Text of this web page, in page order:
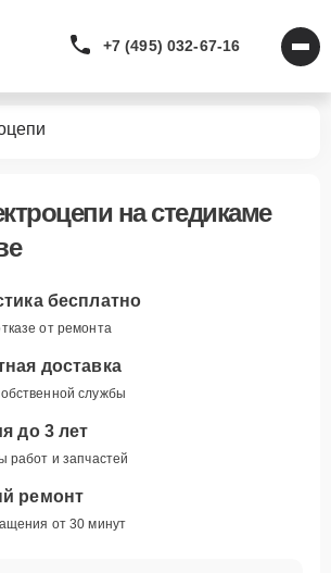
+7 (495) 032-67-16
на стедикаме
бесплатно
от ремонта
доставка
службы
до 3 лет
работ и запчастей
ремонт
от 30 минут